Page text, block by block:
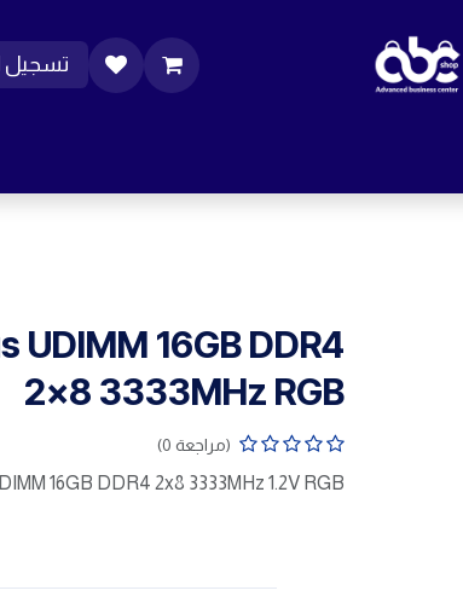
تسجيل
UDIMM 16GB DDR4
2x8 3333MHz RGB
(مراجعة 0)
16GB DDR4 2x8 3333MHz 1.2V RGB